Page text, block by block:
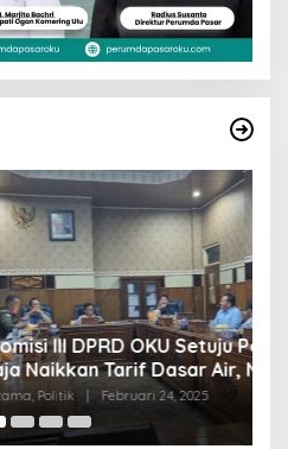
OKU Setuju Perumda
Dasar Air, Namun
24, 2025